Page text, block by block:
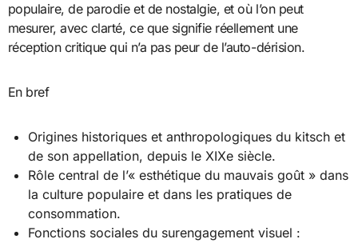
populaire, de parodie et de nostalgie, et où l’on peut
mesurer, avec clarté, ce que signifie réellement une
réception critique qui n’a pas peur de l’auto-dérision.
En bref
Origines historiques et anthropologiques du kitsch et
de son appellation, depuis le XIXe siècle.
Rôle central de l’« esthétique du mauvais goût » dans
la culture populaire et dans les pratiques de
consommation.
Fonctions sociales du surengagement visuel :